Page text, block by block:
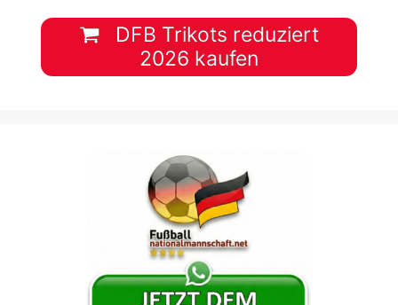
DFB Trikots reduziert
2026 kaufen